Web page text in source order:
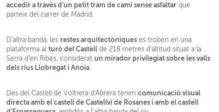
accedir a través d’un petit tram de camí sense asfaltar que
parteix del carrer de Madrid.
D’altra banda, les restes arquitectòniques es troben en una
plataforma alturó del Castell de 218 metres d'altitud situat a la
Serra d’en Ribes, considerat un mirador privilegiat sobre les valls
dels rius Llobregat i Anoia
Des del Castell de Voltrera d'Abrera tenimcomunicació visual
directa amb el castell de Castellví de Rosanes i amb el castell